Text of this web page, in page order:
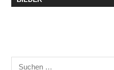
Suchen